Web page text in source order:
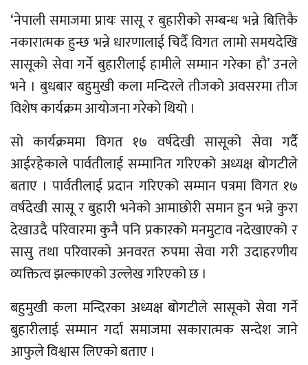
‘नेपाली समाजमा प्रायः सासू र बुहारीको सम्बन्ध भन्ने बित्तिकै
नकारात्मक हुन्छ भन्ने धारणालाई चिर्दै विगत लामो समयदेखि
सासूको सेवा गर्ने बुहारीलाई हामीले सम्मान गरेका हौ’ उनले
भने । बुधबार बहुमुखी कला मन्दिरले तीजको अवसरमा तीज
विशेष कार्यक्रम आयोजना गरेको थियो ।
सो कार्यक्रममा विगत १७ वर्षदेखी सासूको सेवा गर्दै
आईरहेकाले पार्वतीलाई सम्मानित गरिएको अध्यक्ष बोगटीले
बताए । पार्वतीलाई प्रदान गरिएको सम्मान पत्रमा विगत १७
वर्षदेखी सासू र बुहारी भनेको आमाछोरी समान हुन भन्ने कुरा
देखाउदै परिवारमा कुनै पनि प्रकारको मनमुटाव नदेखाएको र
सासु तथा परिवारको अनवरत रुपमा सेवा गरी उदाहरणीय
व्यक्तित्व झल्काएको उल्लेख गरिएको छ ।
बहुमुखी कला मन्दिरका अध्यक्ष बोगटीले सासूको सेवा गर्ने
बुहारीलाई सम्मान गर्दा समाजमा सकारात्मक सन्देश जाने
आफुले विश्वास लिएको बताए ।